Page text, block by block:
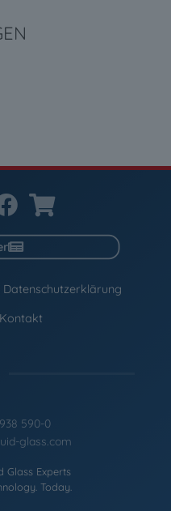
Datenschutzerklärung
Kontakt
590-0
glass.com
Experts
Today.